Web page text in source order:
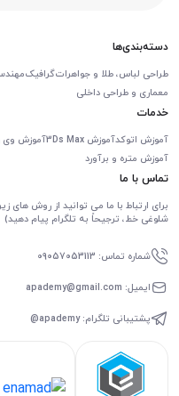
دسته‌بندی‌ها
طراحی لباس، طلا و جواهراتگرافیک
معماری و طراحی داخلی
خدمات
آموزش اتوکدآموزش 3Ds Max آموزش وی
آموزش متره و برآورد
تماس با ما
برای ارتباط با ما می توانید از روش های
شلوغی خط، ترجیحاً به تلگرام پیام دهید)
شماره تماس: 09057053113
ایمیل: apademy@gmail.com
پشتیبانی تلگرام: apademy@